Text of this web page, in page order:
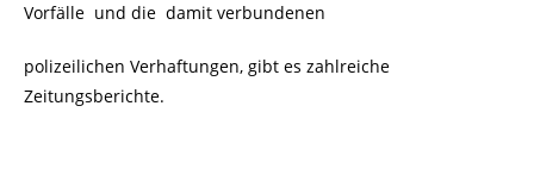
Vorfälle und die damit verbundenen
polizeilichen Verhaftungen, gibt es zahlreiche
Zeitungsberichte.